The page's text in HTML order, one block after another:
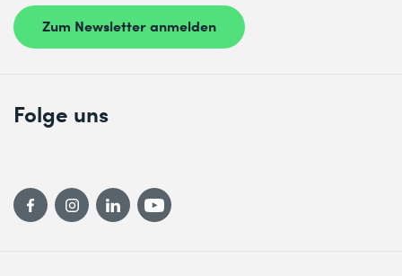
Zum Newsletter anmelden
Folge uns